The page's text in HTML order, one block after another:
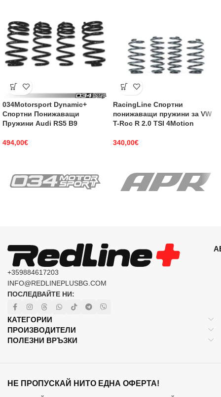
034Motorsport Dynamic+
Спортни Понижаващи
Пружини Audi RS5 B9
494,00€
RacingLine Спортни
понижаващи пружини за VW
T-Roc R 2.0 TSI 4Motion
340,00€
+359884617203
INFO@REDLINEPLUSBG.COM
ПОСЛЕДВАЙТЕ НИ:
КАТЕГОРИИ
ПРОИЗВОДИТЕЛИ
ПОЛЕЗНИ ВРЪЗКИ
НЕ ПРОПУСКАЙ НИТО ЕДНА ОФЕРТА!